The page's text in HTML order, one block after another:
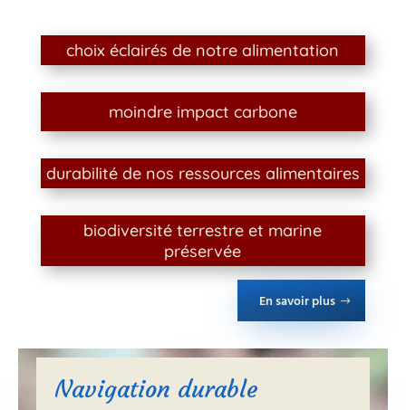
choix éclairés de notre alimentation
moindre impact carbone
durabilité de nos ressources alimentaires
biodiversité terrestre et marine
préservée
En savoir plus
Navigation durable